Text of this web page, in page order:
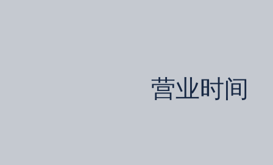
营业时间